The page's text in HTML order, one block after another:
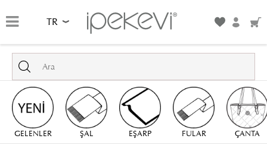
TR
GELENLER ŞAL EŞARP FULAR ÇANTA